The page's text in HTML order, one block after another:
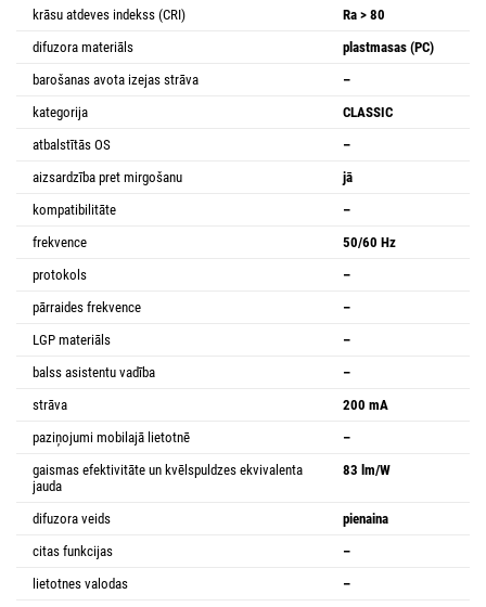
krāsu atdeves indekss (CRI)
Ra > 80
difuzora materiāls
plastmasas (PC)
barošanas avota izejas strāva
–
kategorija
CLASSIC
atbalstītās OS
–
aizsardzība pret mirgošanu
jā
kompatibilitāte
–
frekvence
50/60 Hz
protokols
–
pārraides frekvence
–
LGP materiāls
–
balss asistentu vadība
–
strāva
200 mA
paziņojumi mobilajā lietotnē
–
gaismas efektivitāte un kvēlspuldzes ekvivalenta
jauda
83 lm/W
difuzora veids
pienaina
citas funkcijas
–
lietotnes valodas
–